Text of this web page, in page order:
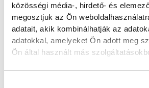
közösségi média-, hirdető- és
megosztjuk az Ön
adatait, akik kombinálhatják az
adatokkal, amelyeket Ön adott meg
Ön által használt más